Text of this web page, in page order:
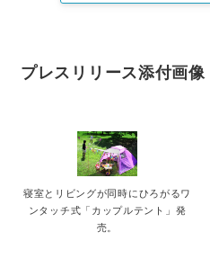
プレスリリース添付画像
寝室とリビングが同時にひろがるワ
ンタッチ式「カップルテント」発
売。